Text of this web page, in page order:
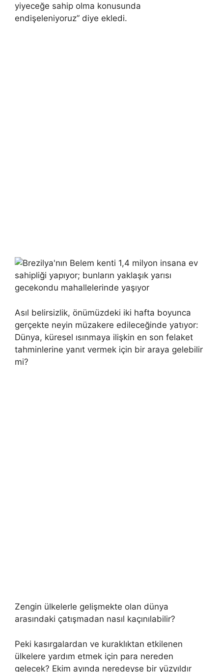
yiyeceğe sahip olma konusunda
endişeleniyoruz” diye ekledi.
Asıl belirsizlik, önümüzdeki iki hafta boyunca
gerçekte neyin müzakere edileceğinde yatıyor:
Dünya, küresel ısınmaya ilişkin en son felaket
tahminlerine yanıt vermek için bir araya gelebilir
mi?
Zengin ülkelerle gelişmekte olan dünya
arasındaki çatışmadan nasıl kaçınılabilir?
Peki kasırgalardan ve kuraklıktan etkilenen
ülkelere yardım etmek için para nereden
gelecek? Ekim ayında neredeyse bir yüzyıldır